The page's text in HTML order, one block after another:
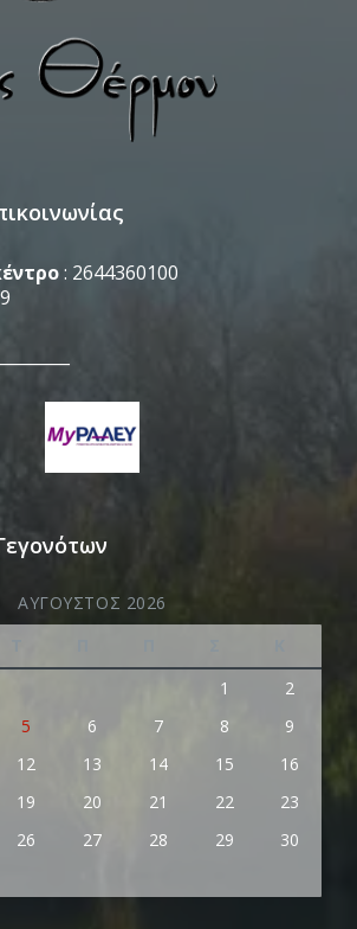
: 2644360100
ΑΎΓΟΥΣΤΟΣ 2026
1
2
5 6 7 8
9
12 13 14 15
16
19 20 21 22
23
26 27 28 29
30